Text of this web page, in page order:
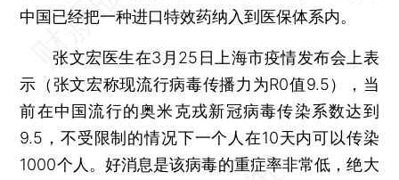
中国已经把一种进口特效药纳入到医保体系内。
张文宏医生在3月25日上海市疫情发布会上表
示（张文宏称现流行病毒传播力为R0值9.5），当
前在中国流行的奥米克戎新冠病毒传染系数达到
9.5，不受限制的情况下一个人在10天内可以传染
1000个人。好消息是该病毒的重症率非常低，绝大